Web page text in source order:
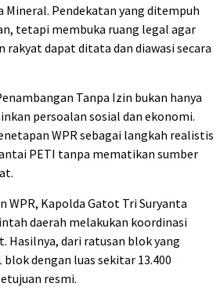
Mineral. Pendekatan yang ditempuh
tetapi membuka ruang legal agar
dapat ditata dan diawasi secara
Tanpa Izin bukan hanya
persoalan sosial dan ekonomi.
WPR sebagai langkah realistis
PETI tanpa mematikan sumber
WPR, Kapolda Gatot Tri Suryanta
daerah melakukan koordinasi
Hasilnya, dari ratusan blok yang
blok dengan luas sekitar 13.400
resmi.